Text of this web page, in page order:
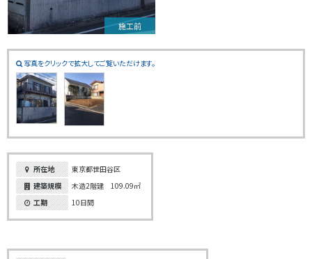
施工前
写真をクリックで拡大してご覧いただけます。
所在地
東京都世田谷区
建築規模
木造2階建 109.09㎡
工期
10日間